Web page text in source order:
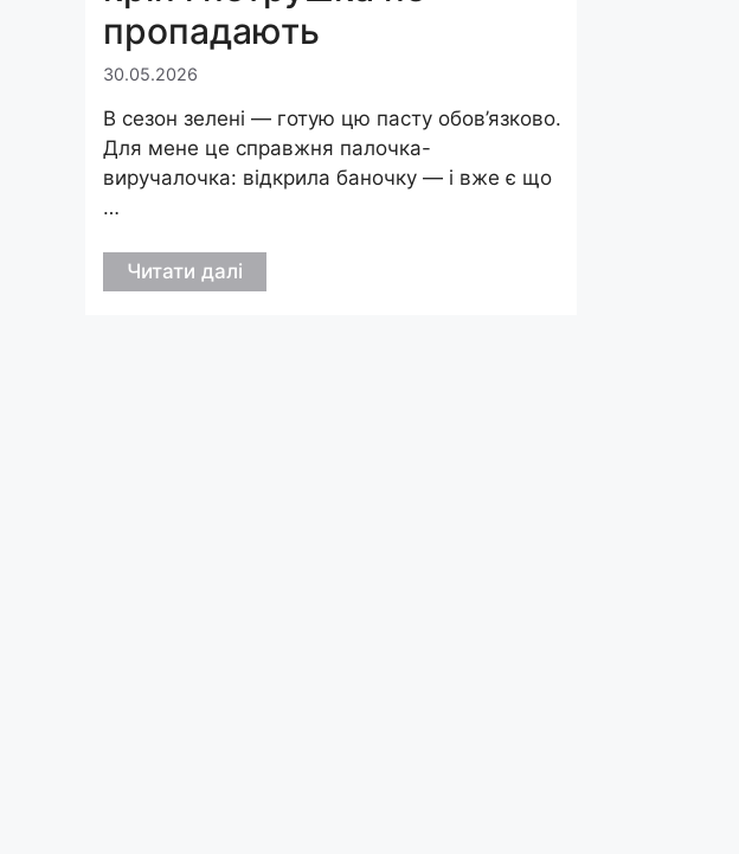
пропадають
30.05.2026
В сезон зелені — готую цю пасту обов’язково.
Для мене це справжня палочка-
виручалочка: відкрила баночку — і вже є що
…
Читати далі